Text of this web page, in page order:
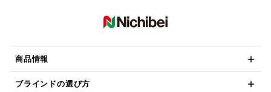
商品情報
ブラインドの選び方